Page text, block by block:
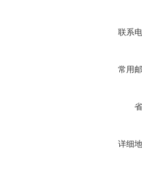
联系
常用
详细